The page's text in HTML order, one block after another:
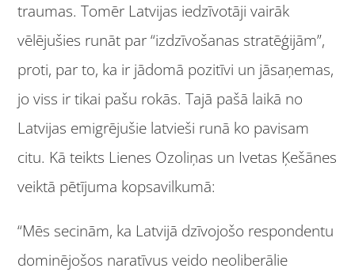
traumas. Tomēr Latvijas iedzīvotāji vairāk
vēlējušies runāt par “izdzīvošanas stratēģijām”,
proti, par to, ka ir jādomā pozitīvi un jāsaņemas,
jo viss ir tikai pašu rokās. Tajā pašā laikā no
Latvijas emigrējušie latvieši runā ko pavisam
citu. Kā teikts Lienes Ozoliņas un Ivetas Ķešānes
veiktā pētījuma kopsavilkumā:
“Mēs secinām, ka Latvijā dzīvojošo respondentu
dominējošos naratīvus veido neoliberālie